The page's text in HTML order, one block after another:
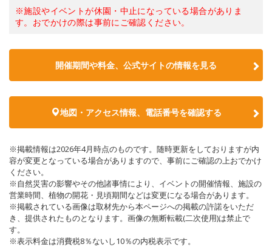
※施設やイベントが休園・中止になっている場合がありま
す。おでかけの際は事前にご確認ください。
開催期間や料金、公式サイトの情報を見る
地図・アクセス情報、電話番号を確認する
※掲載情報は2026年4月時点のものです。随時更新をしておりますが内
容が変更となっている場合がありますので、事前にご確認の上おでかけ
ください。
※自然災害の影響やその他諸事情により、イベントの開催情報、施設の
営業時間、植物の開花・見頃期間などは変更になる場合があります。
※掲載されている画像は取材先から本ページへの掲載の許諾をいただ
き、提供されたものとなります。画像の無断転載(二次使用)は禁止で
す。
※表示料金は消費税8％ないし10％の内税表示です。